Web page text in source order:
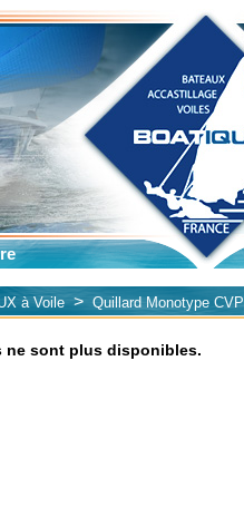
à Voile> Quillard Monotype CVP
ne sont plus disponibles.